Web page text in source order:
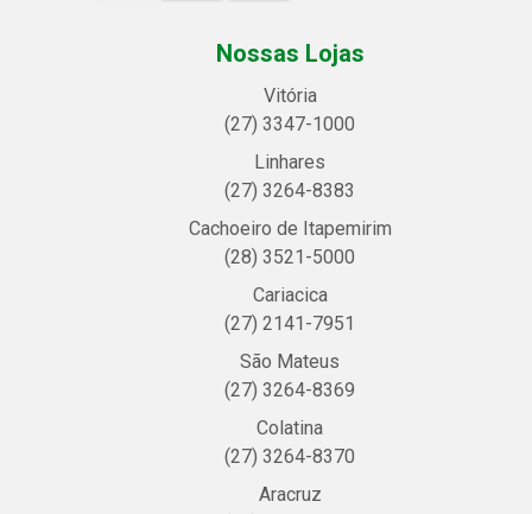
Nossas Lojas
Vitória
(27) 3347-1000
Linhares
(27) 3264-8383
Cachoeiro de Itapemirim
(28) 3521-5000
Cariacica
(27) 2141-7951
São Mateus
(27) 3264-8369
Colatina
(27) 3264-8370
Aracruz